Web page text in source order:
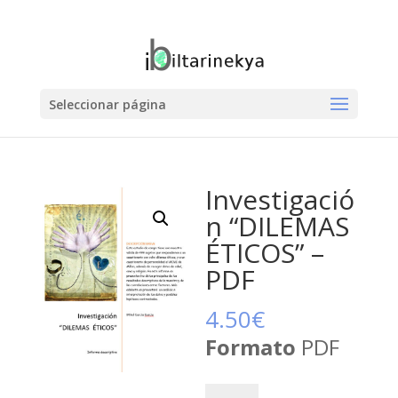
Seleccionar página
Investigació
n “DILEMAS
ÉTICOS” –
PDF
4.50€
Formato PDF